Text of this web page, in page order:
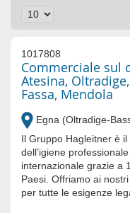
1017808
Commerciale sul
Atesina,
Fassa, Mendola
Egna (Oltradige-
Il Gruppo Hagleitner è
dell’igiene
internazionale grazie a
Paesi. Offriamo ai
per tutte le esigenze